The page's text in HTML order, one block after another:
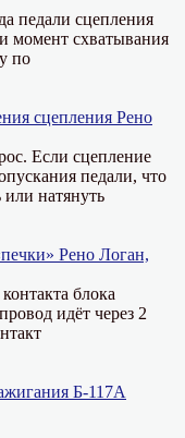
педали сцепления
момент схватывания
по
сцепления Рено
Если сцепление
педали, что
или натянуть
Рено Логан,
блока
идёт через 2
Б-117А